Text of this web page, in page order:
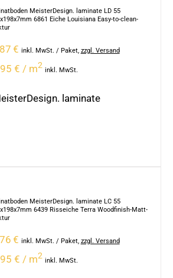
MeisterDesign. laminate LD 55
6861 Eiche Louisiana Easy-to-clean-
€ inkl. MwSt. / Paket, zzgl. Versand
€ / m2
inkl. MwSt.
laminate
MeisterDesign. laminate LC 55
6439 Risseiche Terra Woodfinish-Matt-
€ inkl. MwSt. / Paket, zzgl. Versand
€ / m2
inkl. MwSt.